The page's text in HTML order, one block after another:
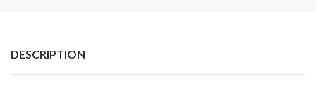
DESCRIPTION